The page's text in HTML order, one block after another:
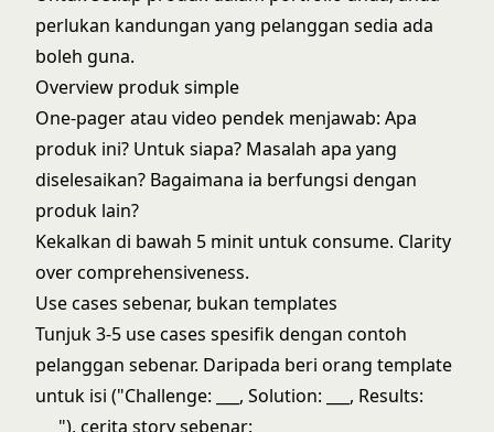
perlukan kandungan yang pelanggan sedia ada
boleh guna.
Overview produk simple
One-pager atau video pendek menjawab: Apa
produk ini? Untuk siapa? Masalah apa yang
diselesaikan? Bagaimana ia berfungsi dengan
produk lain?
Kekalkan di bawah 5 minit untuk consume. Clarity
over comprehensiveness.
Use cases sebenar, bukan templates
Tunjuk 3-5 use cases spesifik dengan contoh
pelanggan sebenar. Daripada beri orang template
untuk isi ("Challenge: ___, Solution: ___, Results:
___"), cerita story sebenar: